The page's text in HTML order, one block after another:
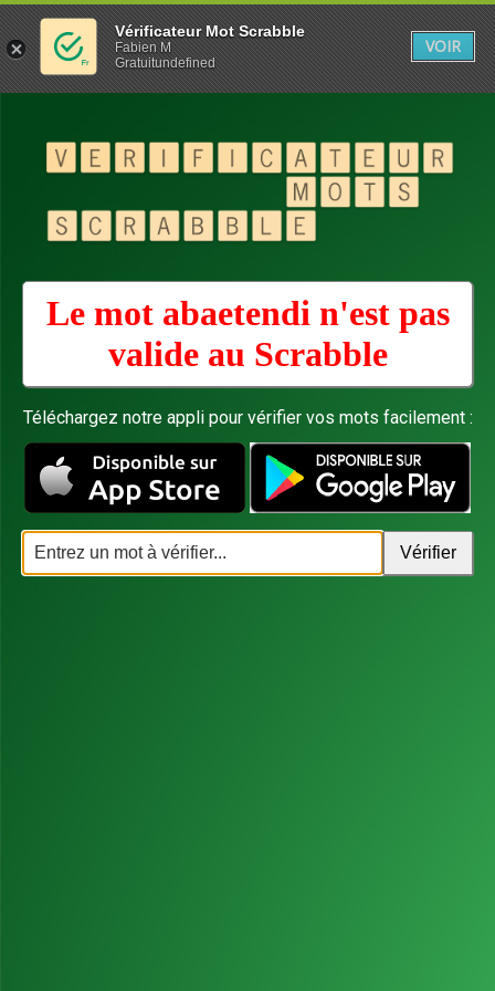
Le mot abaetendi n'est pas
valide au Scrabble
Téléchargez notre appli pour vérifier vos mots facilement :
Vérificateur Mot Scrabble
Fabien M
Gratuitundefined
VOIR